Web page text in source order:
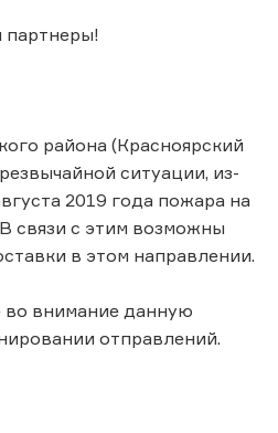
района (Красноярский
ситуации, из-
2019 года пожара на
связи с этим возможны
в этом направлении.
внимание данную
отправлений.